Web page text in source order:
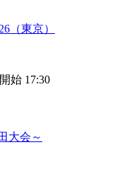
（東京）
始 17:30
大会～